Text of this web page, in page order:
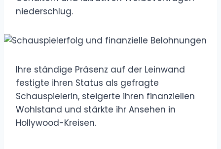
niederschlug.
Ihre ständige Präsenz auf der Leinwand
festigte ihren Status als gefragte
Schauspielerin, steigerte ihren finanziellen
Wohlstand und stärkte ihr Ansehen in
Hollywood-Kreisen.